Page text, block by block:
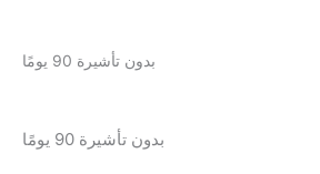
بدون تأشيرة 90 يومًا
بدون تأشيرة 90 يومًا